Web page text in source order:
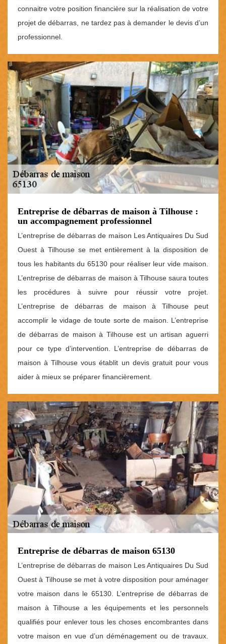
connaitre votre position financière sur la réalisation de votre
projet de débarras, ne tardez pas à demander le devis d’un
professionnel.
Entreprise de débarras de maison à Tilhouse :
un accompagnement professionnel
L’entreprise de débarras de maison Les Antiquaires Du Sud
Ouest à Tilhouse se met entièrement à la disposition de
tous les habitants du 65130 pour réaliser leur vide maison.
L’entreprise de débarras de maison à Tilhouse saura toutes
les procédures à suivre pour réussir votre projet.
L’entreprise de débarras de maison à Tilhouse peut
accomplir le vidage de toute sorte de maison. L’entreprise
de débarras de maison à Tilhouse est un artisan aguerri
pour ce type d’intervention. L’entreprise de débarras de
maison à Tilhouse vous établit un devis gratuit pour vous
aider à mieux se préparer financièrement.
Entreprise de débarras de maison 65130
L’entreprise de débarras de maison Les Antiquaires Du Sud
Ouest à Tilhouse se met à votre disposition pour aménager
votre maison dans le 65130. L’entreprise de débarras de
maison à Tilhouse a les équipements et les personnels
qualifiés pour enlever tous les choses encombrantes dans
votre maison en vue d’un déménagement ou de travaux.